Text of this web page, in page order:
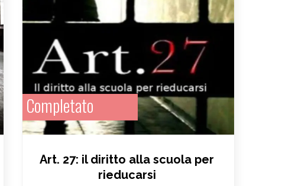
Completato
Art. 27: il diritto alla scuola per
rieducarsi